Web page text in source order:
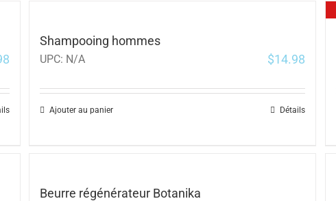
Shampooing hommes
UPC: N/A $14.98
Ajouter au panier Détails
Beurre régénérateur Botanika